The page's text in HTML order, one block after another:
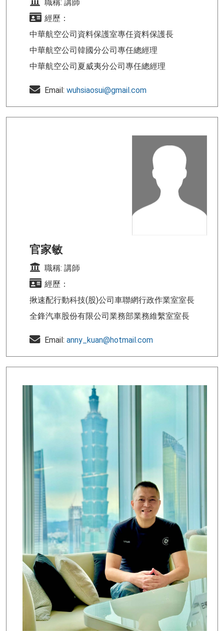
職稱: 講師
經歷：
中華航空公司資料保護室專任資料保護長
中華航空公司韓國分公司專任總經理
中華航空公司夏威夷分公司專任總經理
Email: wuhsiaosui@gmail.com
官家敏
職稱: 講師
經歷：
揪速配行動科技(股)公司車聯網行政作業室室長
全鋒汽車股份有限公司業務部業務維繫室室長
Email: anny_kuan@hotmail.com